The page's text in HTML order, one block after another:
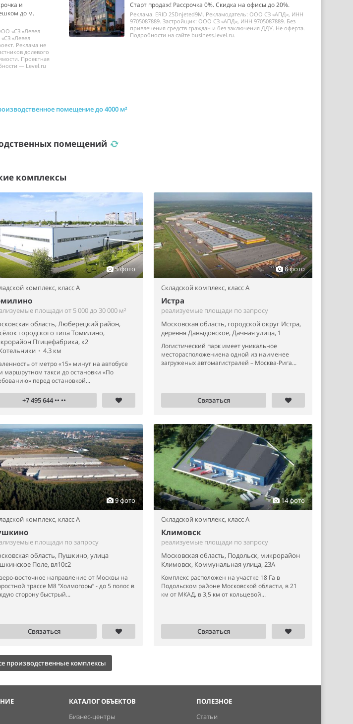
и
до м.
«СЗ «Левел
«Левел
Реклама не
долевого
Проектная
— Level.ru
Старт продаж! Рассрочка 0%. Скидка на офисы до 20%.
Реклама. ERID 2SDnjeted9M. Рекламодатель: ООО СЗ «АПД», ИНН
9705087889. Застройщик: ООО СЗ «АПД», ИНН 9705087889. Без
привлечения средств граждан и без заключения ДДУ. Не оферта.
Подробности на сайте business.level.ru.
помещение до 4000 м²
помещений
комплексы
5 фото
комплекс, класс A
площади от 5 000 до 30 000 м²
область, Люберецкий район,
городского типа Томилино,
Птицефабрика, к2
• 4.3 км
от метро «15» минут на автобусе
маршрутном такси до остановки «По
перед остановкой...
+7 495 644 •• ••
8 фото
Складской комплекс, класс A
Истра
реализуемые площади по запросу
Московская область, городской округ Истра,
деревня Давыдовское, Дачная улица, 1
Логистический парк имеет уникальное
месторасположениена одной из наименее
загруженых автомагистралей – Москва-Рига...
Связаться
9 фото
комплекс, класс A
площади по запросу
область, Пушкино, улица
Поле, вл10с2
восточное направление от Москвы на
трассе М8 “Холмогоры” - до 5 полос в
сторону быстрый...
Связаться
14 фото
Складской комплекс, класс A
Климовск
реализуемые площади по запросу
Московская область, Подольск, микрорайон
Климовск, Коммунальная улица, 23А
Комплекс расположен на участке 18 Га в
Подольском районе Московской области, в 21
км от МКАД, в 3,5 км от кольцевой...
Связаться
производственные комплексы
КАТАЛОГ ОБЪЕКТОВ
Бизнес-центры
ПОЛЕЗНОЕ
Статьи